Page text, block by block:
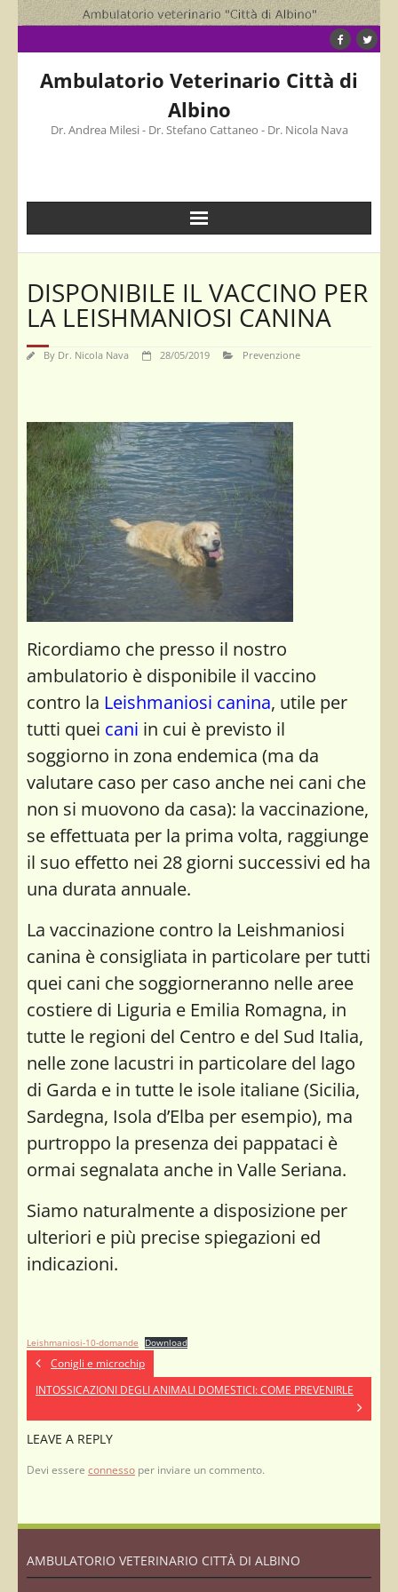
Skip
to
Ambulatorio Veterinario Città di
Albino
Dr. Andrea Milesi - Dr. Stefano Cattaneo - Dr. Nicola Nava
DISPONIBILE IL VACCINO PER
LA LEISHMANIOSI CANINA
By Dr. Nicola Nava 28/05/2019 Prevenzione
Ricordiamo che presso il nostro
ambulatorio è disponibile il vaccino
contro la Leishmaniosi canina, utile per
tutti quei cani in cui è previsto il
soggiorno in zona endemica (ma da
valutare caso per caso anche nei cani che
non si muovono da casa): la vaccinazione,
se effettuata per la prima volta, raggiunge
il suo effetto nei 28 giorni successivi ed ha
una durata annuale.
La vaccinazione contro la Leishmaniosi
canina è consigliata in particolare per tutti
quei cani che soggiorneranno nelle aree
costiere di Liguria e Emilia Romagna, in
tutte le regioni del Centro e del Sud Italia,
nelle zone lacustri in particolare del lago
di Garda e in tutte le isole italiane (Sicilia,
Sardegna, Isola d’Elba per esempio), ma
purtroppo la presenza dei pappataci è
ormai segnalata anche in Valle Seriana.
Siamo naturalmente a disposizione per
ulteriori e più precise spiegazioni ed
indicazioni.
Leishmaniosi-10-domande Download
Conigli e microchip
INTOSSICAZIONI DEGLI ANIMALI DOMESTICI: COME PREVENIRLE
LEAVE A REPLY
Devi essere connesso per inviare un commento.
AMBULATORIO VETERINARIO CITTÀ DI ALBINO